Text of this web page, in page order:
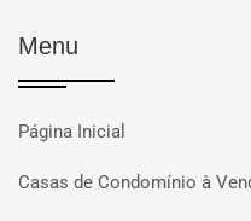
Menu
Página Inicial
Casas de Condomínio à